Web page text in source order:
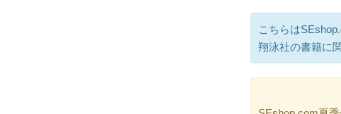
こちらは
翔泳社の書籍に